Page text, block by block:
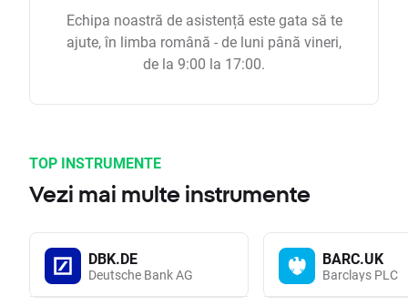
Echipa noastră de asistență este gata să te
ajute, în limba română - de luni până vineri,
de la 9:00 la 17:00.
TOP INSTRUMENTE
Vezi mai multe instrumente
DBK.DE
Deutsche Bank AG
BARC.UK
Barclays PLC